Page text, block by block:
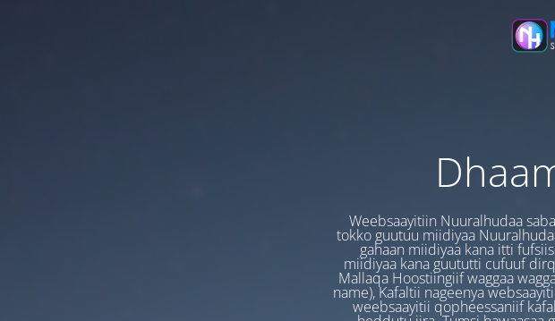
Weebsaayitiin Nuuralhudaa
tokko guutuu miidiyaa
gahaan miidiyaa kana itti
miidiyaa kana guututti cufuuf
Mallaqa Hoostiingiif waggaa
name), Kafaltii nageenya
weebsaayitii qopheessaniif